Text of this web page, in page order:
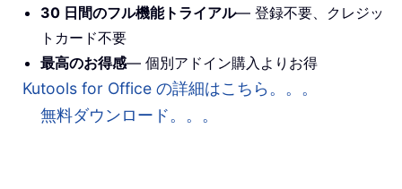
30 日間のフル機能トライアル— 登録不要、クレジッ
トカード不要
最高のお得感— 個別アドイン購入よりお得
Kutools for Office の詳細はこちら。。。
無料ダウンロード。。。